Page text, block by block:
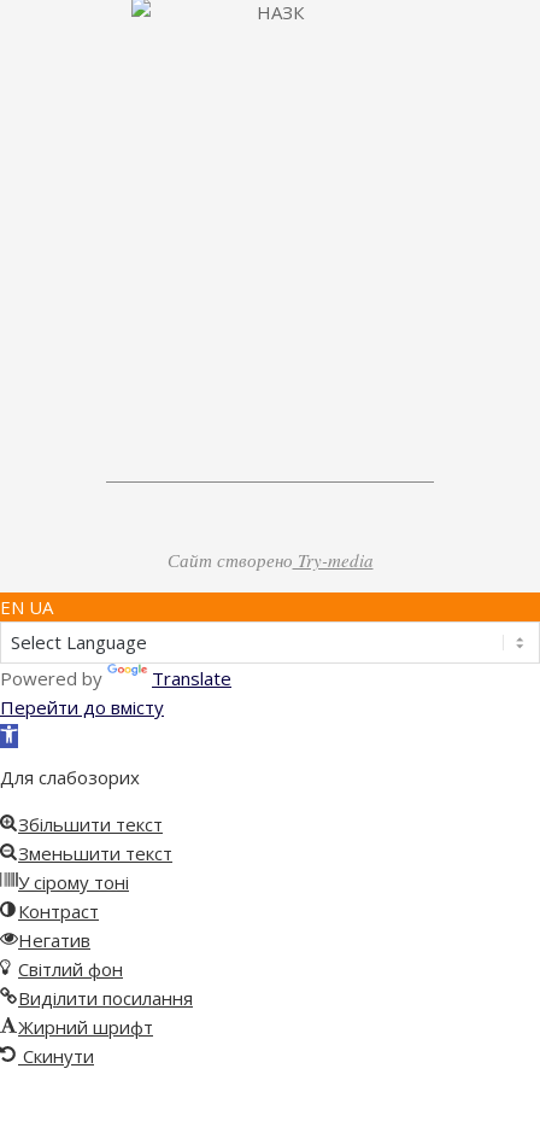
Сайт створено Try-media
EN UA
Powered by
Translate
Перейти до вмісту
Відкрити
інструментів
Для слабозорих
Збільшити текст
Зменьшити текст
У сірому тоні
Контраст
Негатив
Світлий фон
Виділити посилання
Жирний шрифт
Скинути